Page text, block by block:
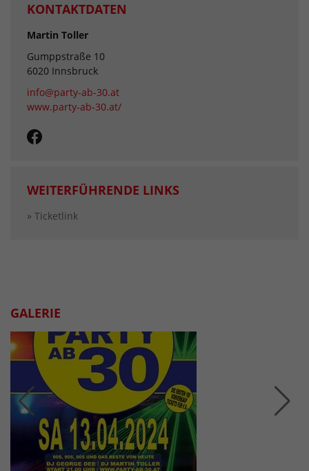
KONTAKTDATEN
Martin Toller
Gumppstraße 10
6020 Innsbruck
info@party-ab-30.at
www.party-ab-30.at/
WEITERFÜHRENDE LINKS
» Ticketlink
GALERIE